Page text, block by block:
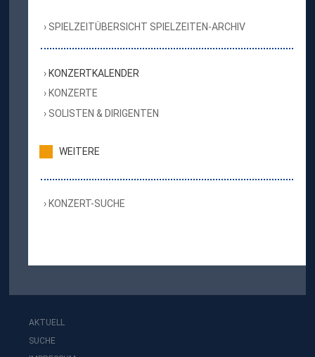
SPIELZEITÜBERSICHT SPIELZEITEN-ARCHIV
KONZERTKALENDER
KONZERTE
SOLISTEN & DIRIGENTEN
WEITERE
KONZERT-SUCHE
AKTUELL
SUCHE